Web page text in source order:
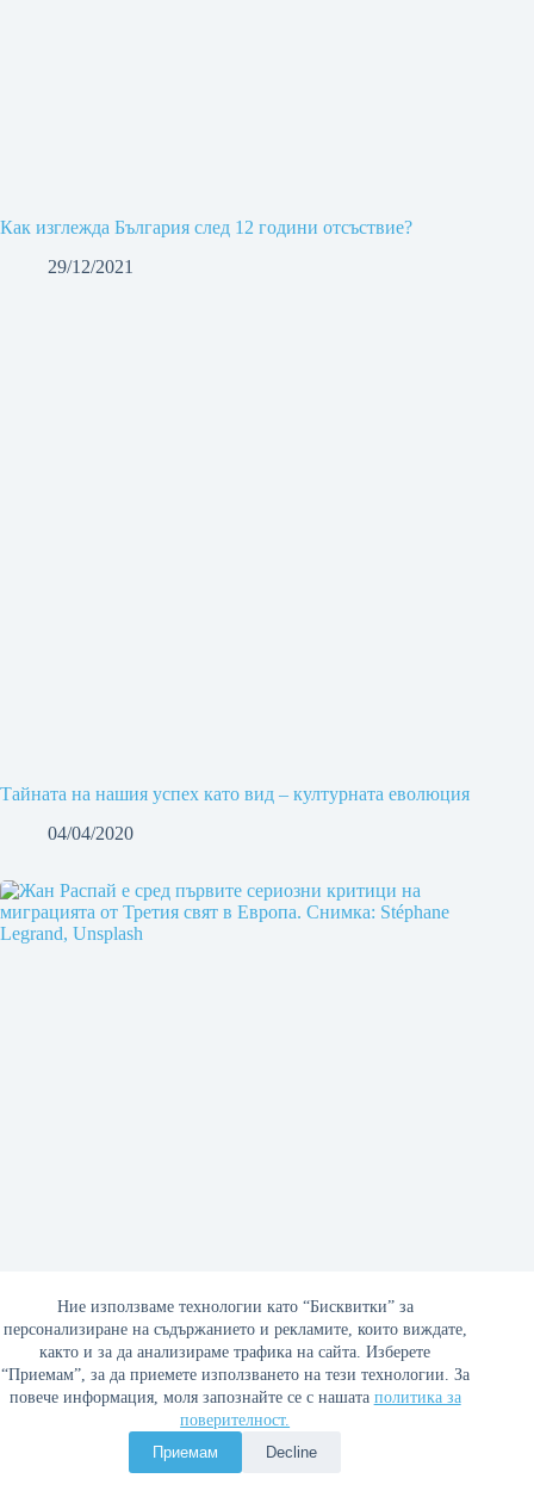
Ние използваме технологии като “Бисквитки” за
персонализиране на съдържанието и рекламите, които виждате,
както и за да анализираме трафика на сайта. Изберете
“Приемам”, за да приемете използването на тези технологии. За
повече информация, моля запознайте се с нашата политика за
поверителност.
Приемам
Decline
Как изглежда България след 12 години отсъствие?
29/12/2021
Тайната на нашия успех като вид – културната еволюция
04/04/2020
Жан Распай, 2004: Отечеството, предадено от
Републиката